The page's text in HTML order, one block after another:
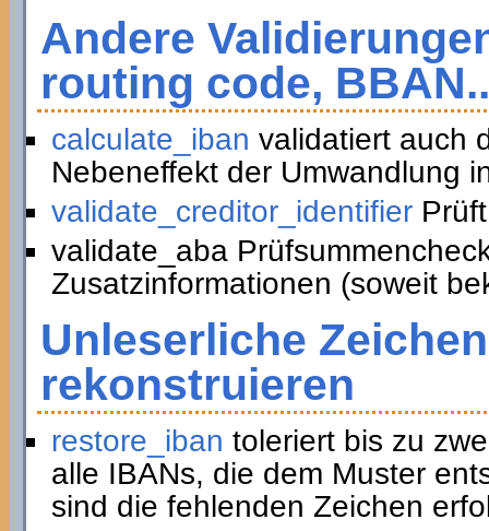
Andere
routing code,
calculate_iban validatiert auch
Nebeneffekt der Umwandlung
validate_creditor_identifierPrüft
validate_aba
Zusatzinformationen (soweit
Unleserliche
rekonstruieren
restore_iban toleriert bis zu
alle IBANs, die dem Muster
sind die fehlenden Zeichen